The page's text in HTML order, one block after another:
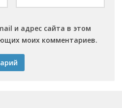
и адрес сайта в этом
моих комментариев.